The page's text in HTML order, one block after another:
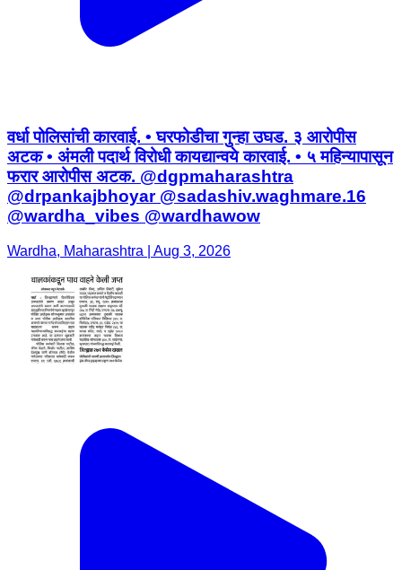
वर्धा पोलिसांची कारवाई. • घरफोडीचा गुन्हा उघड. ३ आरोपीस
अटक • अंमली पदार्थ विरोधी कायद्यान्वये कारवाई. • ५ महिन्यापासून
फरार आरोपीस अटक. @dgpmaharashtra
@drpankajbhoyar @sadashiv.waghmare.16
@wardha_vibes @wardhawow
Wardha, Maharashtra | Aug 3, 2026